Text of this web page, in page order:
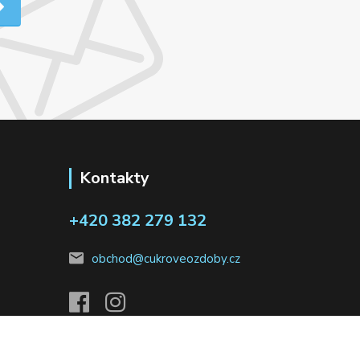
Kontakty
+420 382 279 132
obchod@cukroveozdoby.cz